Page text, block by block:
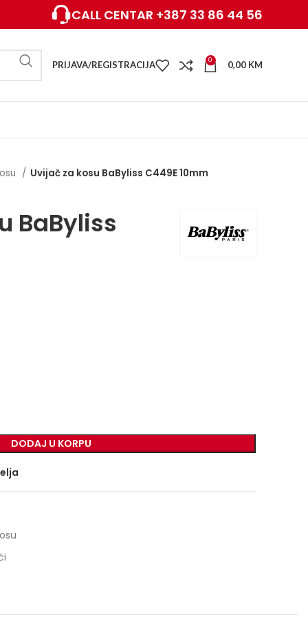
CALL CENTAR +387 33 86 44 56
PRIJAVA/REGISTRACIJA 0 0,00 KM
Uvijač za kosu BaByliss C449E 10mm
BaByliss
DODAJ U KORPU